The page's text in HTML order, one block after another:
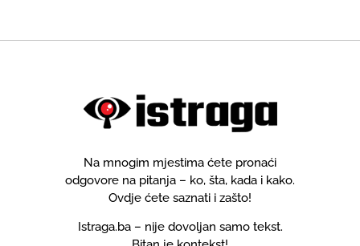
Na mnogim mjestima ćete pronaći
odgovore na pitanja – ko, šta, kada i kako.
Ovdje ćete saznati i zašto!
Istraga.ba – nije dovoljan samo tekst.